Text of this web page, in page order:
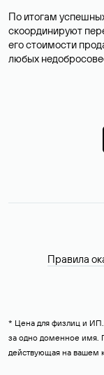
По итогам
скоординируют
его стоимости
любых
Правила
* Цена для физлиц и
за одно доменное имя.
действующая на вашем